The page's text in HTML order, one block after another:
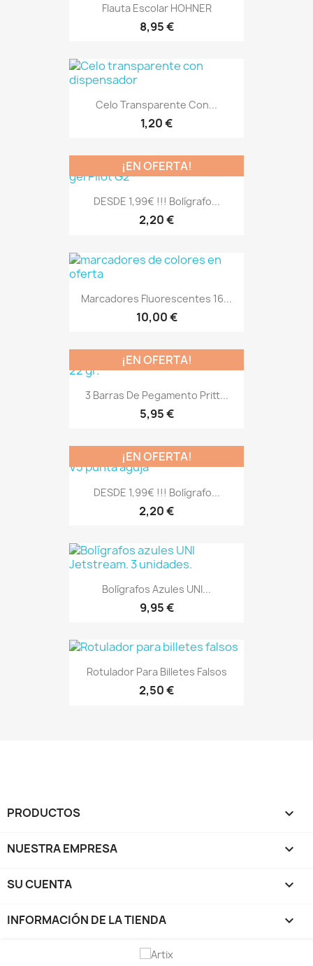
Flauta Escolar HOHNER
8,95 €
Celo Transparente Con...
1,20 €
DESDE 1,99€ !!! Bolígrafo...
2,20 €
¡EN OFERTA!
Marcadores Fluorescentes 16...
10,00 €
3 Barras De Pegamento Pritt...
5,95 €
¡EN OFERTA!
DESDE 1,99€ !!! Bolígrafo...
2,20 €
¡EN OFERTA!
Bolígrafos Azules UNI...
9,95 €
Rotulador Para Billetes Falsos
2,50 €
PRODUCTOS 
NUESTRA EMPRESA 
SU CUENTA 
INFORMACIÓN DE LA TIENDA keyboard_arrow_down